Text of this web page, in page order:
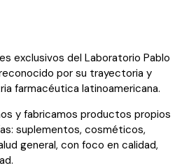
exclusivos del Laboratorio Pablo
por su trayectoria y
farmacéutica latinoamericana.
y fabricamos productos propios
suplementos, cosméticos,
general, con foco en calidad,